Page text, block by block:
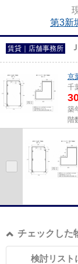
第3新
賃貸｜店舗事務所
京
千
築
階
チェックした
検討リスト